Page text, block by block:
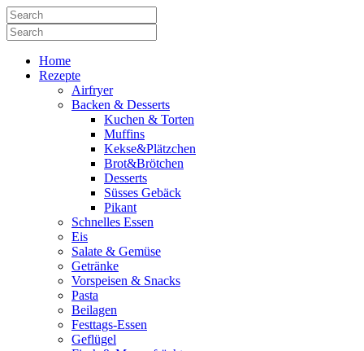
Home
Rezepte
Airfryer
Backen & Desserts
Kuchen & Torten
Muffins
Kekse&Plätzchen
Brot&Brötchen
Desserts
Süsses Gebäck
Pikant
Schnelles Essen
Eis
Salate & Gemüse
Getränke
Vorspeisen & Snacks
Pasta
Beilagen
Festtags-Essen
Geflügel